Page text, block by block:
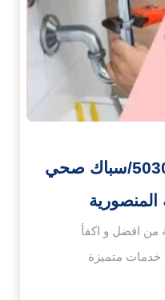
سباك المنصورية/50300943/سباك صحي
من افضل و اكفأ
خدمات متميزة